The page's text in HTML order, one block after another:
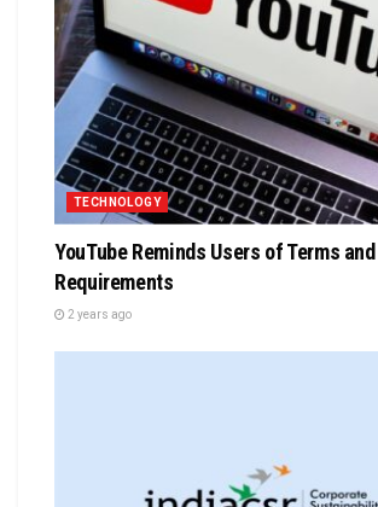
TECHNOLOGY
YouTube Reminds Users of Terms
Requirements
2 years ago